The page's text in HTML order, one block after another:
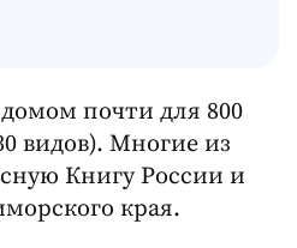
почти для 800
видов). Многие из
Книгу России и
края.